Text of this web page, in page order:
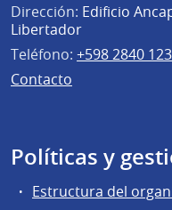
Dirección: Edificio
Libertador
Teléfono: +598 2840
Contacto
Políticas y
Estructura del